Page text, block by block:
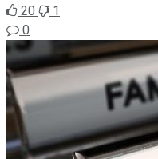
20
1
0